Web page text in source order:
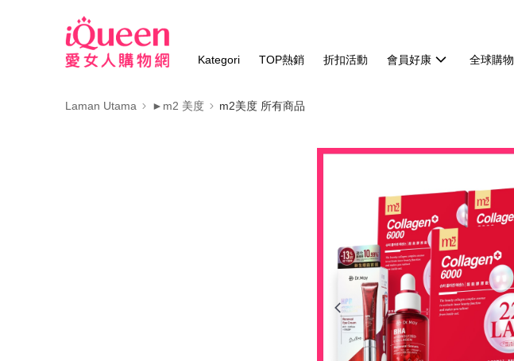
Kategori TOP熱銷 折扣活動 會員好康 全球購物
Laman Utama ►m2 美度 m2美度 所有商品